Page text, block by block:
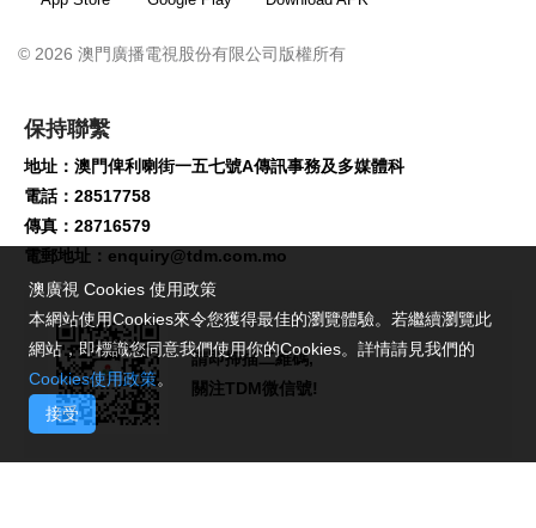
© 2026 澳門廣播電視股份有限公司版權所有
保持聯繫
地址：澳門俾利喇街一五七號A傳訊事務及多媒體科
電話：28517758
傳真：28716579
電郵地址： enquiry@tdm.com.mo
請即掃描二維碼,
關注TDM微信號!
澳廣視 Cookies 使用政策
本網站使用Cookies來令您獲得最佳的瀏覽體驗。若繼續瀏覽此
網站，即標識您同意我們使用你的Cookies。詳情請見我們的
Cookies使用政策。
接受